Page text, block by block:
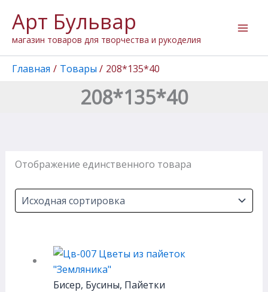
содержимому
Арт Бульвар
магазин товаров для творчества и рукоделия
Главная Товары 208*135*40
208*135*40
Отображение единственного товара
Бисер, Бусины, Пайетки